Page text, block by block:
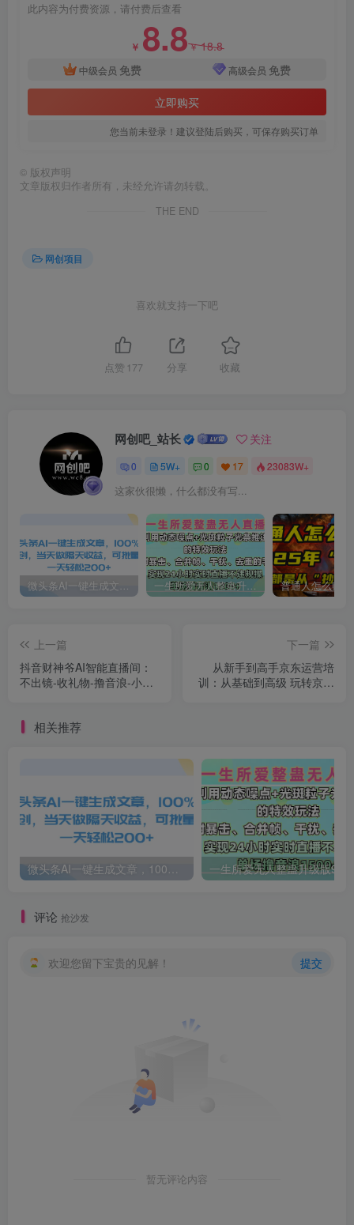
此内容为付费资源，请付费后查看
￥ 8.8￥18.8
中级会员 免费 高级会员 免费
立即购买
您当前未登录！建议登陆后购买，可保存购买订单
© 版权声明
文章版权归作者所有，未经允许请勿转载。
THE END
网创项目
喜欢就支持一下吧
点赞 177 分享 收藏
网创吧_站长 关注
0 5W+ 0 17 23083W+
这家伙很懒，什么都没有写...
微头条AI一键生成文章，100%过原创，当天做隔天收益，可批量，一天轻松200+ 一生所爱无人整蛊升级版9.0，利用动态噪点+光斑粒子光条推进的特效玩法，内附暴击、合并帧、干扰、去重的手法，实现24小时实时直播不违规操，单场日入1500+，小白也能无脑驾驭
上一篇
抖音财神爷AI智能直播间：
不出镜-收礼物-撸音浪-小黄
下一篇
从新手到高手京东运营培
训：从基础到高级 玩转京东
相关推荐
评论 抢沙发
欢迎您留下宝贵的见解！ 提交
暂无评论内容